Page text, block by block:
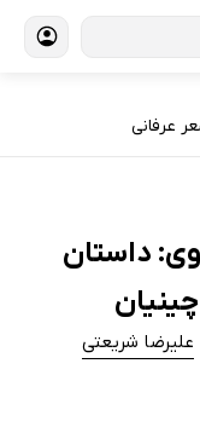
عرفانی
داستان
علیرضا شریعتی